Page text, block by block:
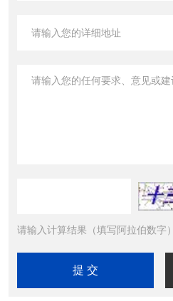
请输入计算结果（填写阿拉伯数字